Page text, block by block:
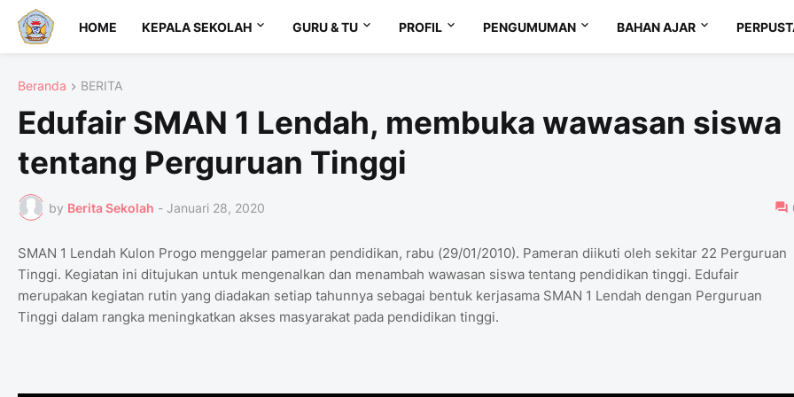
HOME KEPALA SEKOLAH GURU & TU PROFIL PENGUMUMAN BAHAN AJAR
Beranda BERITA
Edufair SMAN 1 Lendah, membuka wawasan siswa
tentang Perguruan Tinggi
by Berita Sekolah - Januari 28, 2020
SMAN 1 Lendah Kulon Progo menggelar pameran pendidikan, rabu (29/01/2010). Pameran diikuti oleh sekitar 22 Perguruan
Tinggi. Kegiatan ini ditujukan untuk mengenalkan dan menambah wawasan siswa tentang pendidikan tinggi. Edufair
merupakan kegiatan rutin yang diadakan setiap tahunnya sebagai bentuk kerjasama SMAN 1 Lendah dengan Perguruan
Tinggi dalam rangka meningkatkan akses masyarakat pada pendidikan tinggi.